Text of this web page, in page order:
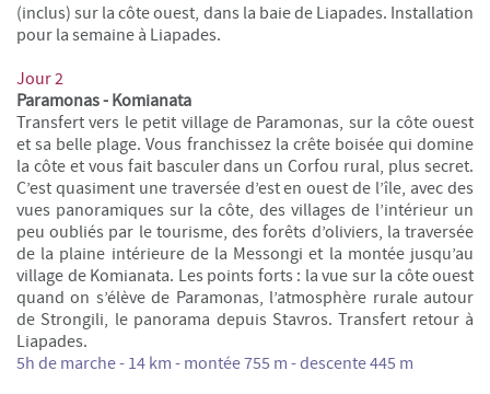
(inclus) sur la côte ouest, dans la baie de Liapades. Installation
pour la semaine à Liapades.
Jour 2
Paramonas - Komianata
Transfert vers le petit village de Paramonas, sur la côte ouest
et sa belle plage. Vous franchissez la crête boisée qui domine
la côte et vous fait basculer dans un Corfou rural, plus secret.
C’est quasiment une traversée d’est en ouest de l’île, avec des
vues panoramiques sur la côte, des villages de l’intérieur un
peu oubliés par le tourisme, des forêts d’oliviers, la traversée
de la plaine intérieure de la Messongi et la montée jusqu’au
village de Komianata. Les points forts : la vue sur la côte ouest
quand on s’élève de Paramonas, l’atmosphère rurale autour
de Strongili, le panorama depuis Stavros. Transfert retour à
Liapades.
5h de marche - 14 km - montée 755 m - descente 445 m